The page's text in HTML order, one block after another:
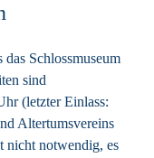
Schlossmuseum
sind
(letzter Einlass:
Altertumsvereins
nicht notwendig, es